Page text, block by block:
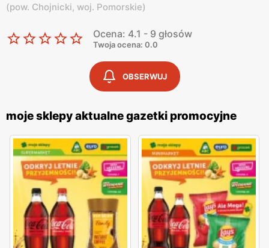
(pow. Chojnicki, woj. Pomorskie)
Ocena: 4.1 - 9 głosów
Twoja ocena: 0.0
OBSERWUJ
moje sklepy aktualne gazetki promocyjne